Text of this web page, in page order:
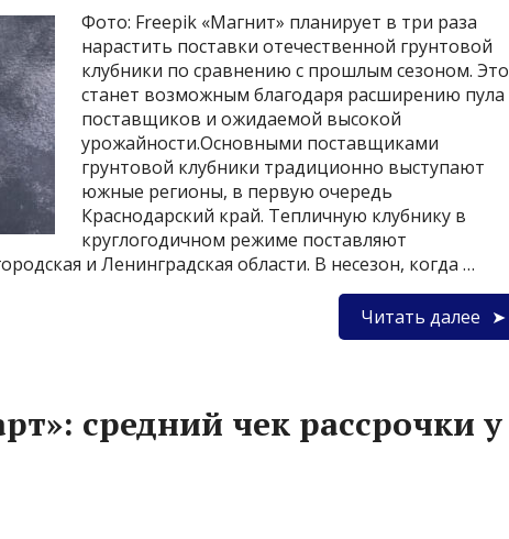
Фото: Freepik «Магнит» планирует в три раза
нарастить поставки отечественной грунтовой
клубники по сравнению с прошлым сезоном. Это
станет возможным благодаря расширению пула
поставщиков и ожидаемой высокой
урожайности.Основными поставщиками
грунтовой клубники традиционно выступают
южные регионы, в первую очередь
Краснодарский край. Тепличную клубнику в
круглогодичном режиме поставляют
и Ленинградская области. В несезон, когда …
Читать далее
средний чек рассрочки у